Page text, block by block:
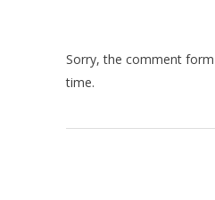
Sorry, the comment
time.